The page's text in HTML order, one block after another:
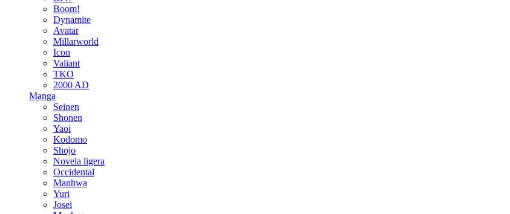
Boom!
Dynamite
Avatar
Millarworld
Icon
Valiant
TKO
2000 AD
Manga
Seinen
Shonen
Yaoi
Kodomo
Shojo
Novela ligera
Occidental
Manhwa
Yuri
Josei